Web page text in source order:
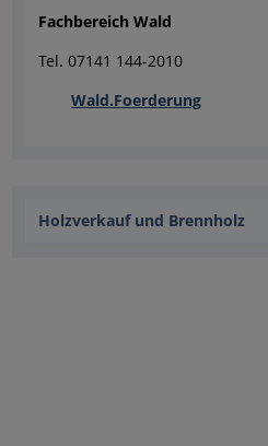
Fachbereich Wald
Tel. 07141 144-2010
Wald.Foerderung
Holzverkauf und Brennholz